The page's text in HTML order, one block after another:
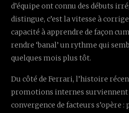
d’équipe ont connu des débuts
distingue, c’est la vitesse à
capacité à apprendre de façon
rendre ‘banal’ un rythme qui
quelques mois plus tôt.
Du côté de Ferrari, l’histoire
promotions internes
convergence de facteurs s’opère